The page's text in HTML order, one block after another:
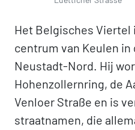
Het Belgisches Viertel
centrum van Keulen in
Neustadt-Nord. Hij
Hohenzollernring, de
Venloer Straße en is
straatnamen, die